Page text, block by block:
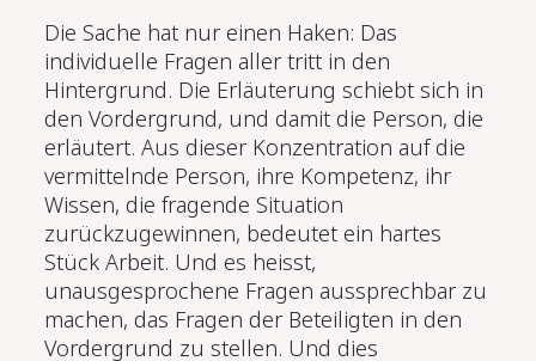
Die Sache hat nur einen Haken: Das
individuelle Fragen aller tritt in den
Hintergrund. Die Erläuterung schiebt sich in
den Vordergrund, und damit die Person, die
erläutert. Aus dieser Konzentration auf die
vermittelnde Person, ihre Kompetenz, ihr
Wissen, die fragende Situation
zurückzugewinnen, bedeutet ein hartes
Stück Arbeit. Und es heisst,
unausgesprochene Fragen aussprechbar zu
machen, das Fragen der Beteiligten in den
Vordergrund zu stellen. Und dies